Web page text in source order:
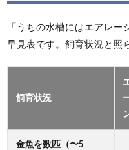
「うちの水槽にはエアレ
早見表です。飼育状況と照
飼育状況
金魚を数匹（〜5